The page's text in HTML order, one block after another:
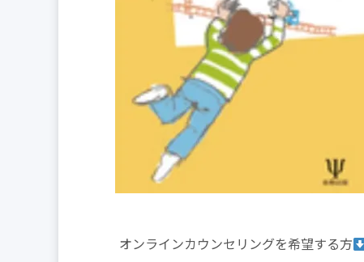
オンラインカウンセリングを希望する方